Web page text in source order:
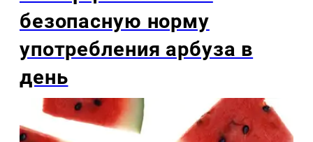
безопасную норму
употребления арбуза в
день